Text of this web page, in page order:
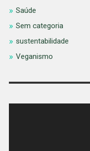
Saúde
Sem categoria
sustentabilidade
Veganismo